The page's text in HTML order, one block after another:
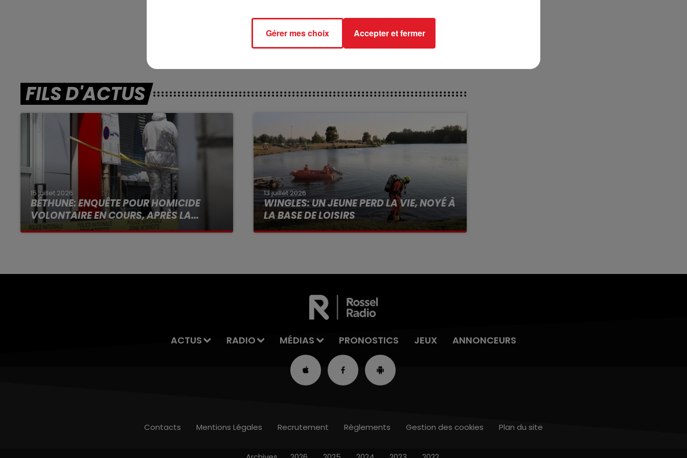
En direct des pistes :
FILS D'ACTUS
15 juillet 2026
BÉTHUNE: ENQUÊTE POUR HOMICIDE
VOLONTAIRE EN COURS, APRÈS LA...
Selon les premiers éléments, le logement
13 juillet 2026
WINGLES: UN JEUNE PERD LA VIE, NOYÉ À
LA BASE DE LOISIRS
La victime a coulé à pic
ACTUS RADIO MÉDIAS PRONOSTICS JEUX ANNONCEURS
Contacts Mentions Légales Recrutement Règlements Gestion des cookies Plan du site
Gérer mes choix Accepter et fermer